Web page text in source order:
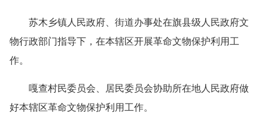
苏木乡镇人民政府、街道办事处在旗县级人民政府文
物行政部门指导下，在本辖区开展革命文物保护利用工
作。
嘎查村民委员会、居民委员会协助所在地人民政府做
好本辖区革命文物保护利用工作。